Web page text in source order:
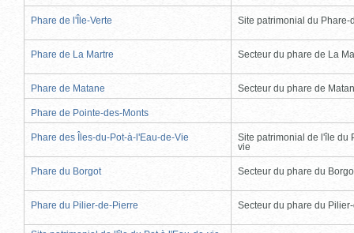
Phare de l'Île-Verte Site patrimonial du Phare-
Phare de La Martre Secteur du phare de La
Phare de Matane Secteur du phare de
Phare de Pointe-des-Monts
Phare des Îles-du-Pot-à-l'Eau-de-Vie
Site patrimonial de l'île du
vie
Phare du Borgot Secteur du phare du
Phare du Pilier-de-Pierre Secteur du phare du